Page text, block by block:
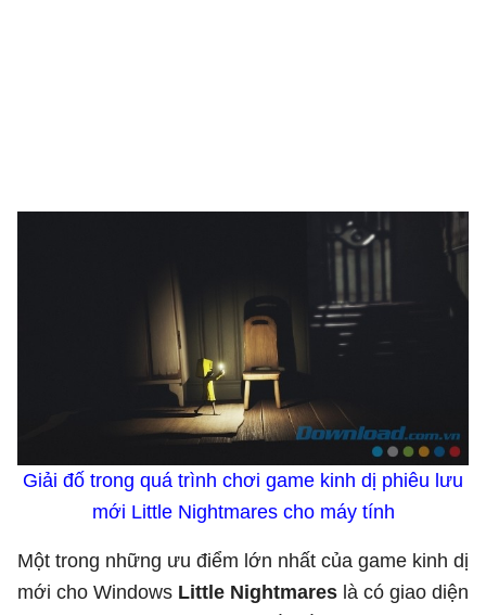
Giải đố trong quá trình chơi game kinh dị phiêu lưu
mới Little Nightmares cho máy tính
Một trong những ưu điểm lớn nhất của game kinh dị
mới cho Windows Little Nightmares là có giao diện